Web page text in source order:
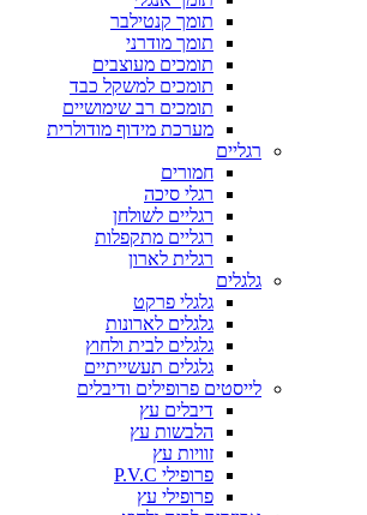
תומך קנטילבר
תומך מודרני
תומכים מעוצבים
תומכים למשקל כבד
תומכים רב שימושיים
מערכת מידוף מודולרית
רגליים
חמורים
רגלי סיכה
רגליים לשולחן
רגליים מתקפלות
רגלית לארון
גלגלים
גלגלי פרקט
גלגלים לארונות
גלגלים לבית ולחוץ
גלגלים תעשייתיים
לייסטים פרופילים ודיבלים
דיבלים עץ
הלבשות עץ
זוויות עץ
פרופילי P.V.C
פרופילי עץ